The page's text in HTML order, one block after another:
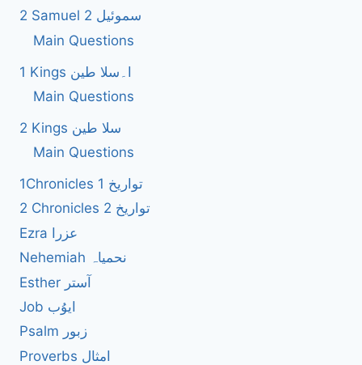
2 Samuel 2 سموئیل
Main Questions
1 Kings ا۔سلا طین
Main Questions
2 Kings سلا طین
Main Questions
1Chronicles 1 تواریخ
2 Chronicles 2 تواریخ
Ezra عزرا
Nehemiah نحمیاہ
Esther آستر
Job ایوُب
Psalm زبور
Proverbs امثال